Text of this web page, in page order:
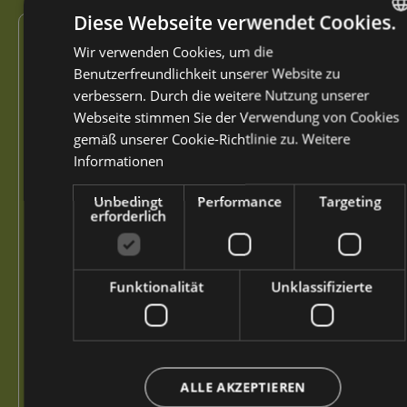
Diese Webseite verwendet Cookies.
Wir verwenden Cookies, um die
Benutzerfreundlichkeit unserer Website zu
verbessern. Durch die weitere Nutzung unserer
Webseite stimmen Sie der Verwendung von Cookies
gemäß unserer Cookie-Richtlinie zu. Weitere
Informationen
Unbedingt
erforderlich
Performance Targeting
Funktionalität Unklassifizierte
ALLE AKZEPTIEREN